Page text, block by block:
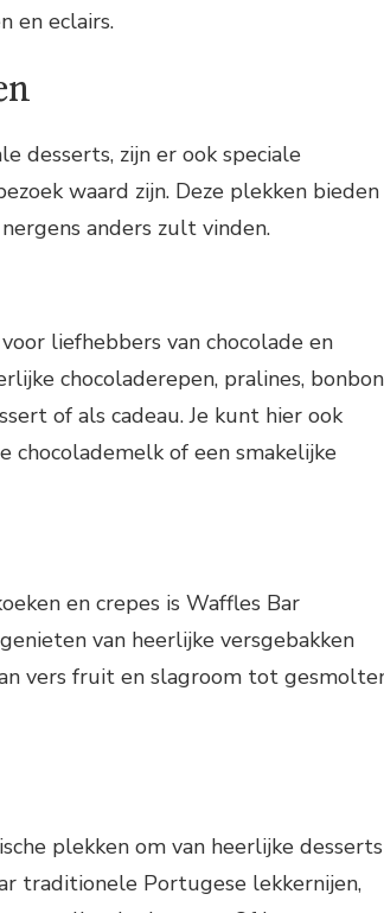
en eclairs.
desserts, zijn er ook speciale
waard zijn. Deze plekken bieden
anders zult vinden.
liefhebbers van chocolade en
chocoladerepen, pralines,
of als cadeau. Je kunt hier ook
chocolademelk of een smakelijke
en crepes is Waffles Bar
van heerlijke versgebakken
vers fruit en slagroom tot
plekken om van heerlijke desserts
traditionele Portugese lekkernijen,